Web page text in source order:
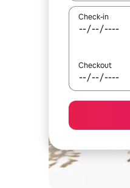
Check-in
Checkout